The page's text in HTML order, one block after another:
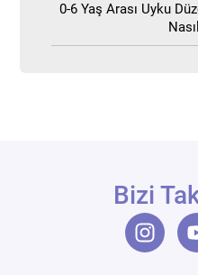
0-6 Yaş Arası Uyku
Bizi